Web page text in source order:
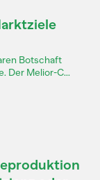
Botschaft
Der Melior-C...